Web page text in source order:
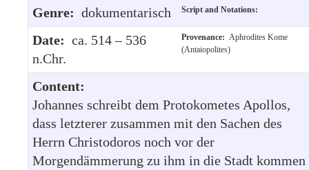
Genre: dokumentarisch Script and Notations:
Date: ca. 514 – 536
n.Chr.
Provenance: Aphrodites Kome
(Antaiopolites)
Content:
Johannes schreibt dem Protokometes Apollos,
dass letzterer zusammen mit den Sachen des
Herrn Christodoros noch vor der
Morgendämmerung zu ihm in die Stadt kommen